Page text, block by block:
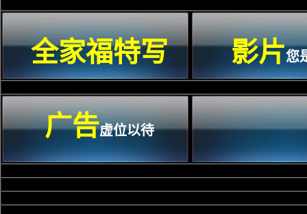
全家福特写 影片您
广告虚位以待